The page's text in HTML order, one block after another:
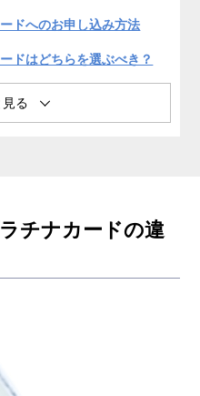
ドへのお申し込み方法
ドはどちらを選ぶべき？
すめチナカードの違